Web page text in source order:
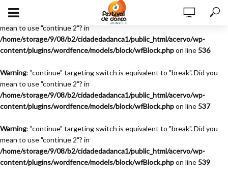
Warning
: "continue" targeting switch is equivalent to "break". Did you
mean to use "continue 2"? in
/home/storage/9/08/b2/cidadedadanca1/public_html/acervo/wp-
content/plugins/wordfence/models/block/wfBlock.phpon line536
Warning: "continue" targeting switch is equivalent to "break". Did you
mean to use "continue 2"? in
/home/storage/9/08/b2/cidadedadanca1/public_html/acervo/wp-
content/plugins/wordfence/models/block/wfBlock.phpon line537
Warning: "continue" targeting switch is equivalent to "break". Did you
mean to use "continue 2"? in
/home/storage/9/08/b2/cidadedadanca1/public_html/acervo/wp-
content/plugins/wordfence/models/block/wfBlock.phpon line539